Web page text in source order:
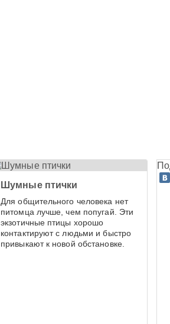
Шумные птички
Для общительного человека нет
питомца лучше, чем попугай. Эти
экзотичные птицы хорошо
контактируют с людьми и быстро
привыкают к новой обстановке.